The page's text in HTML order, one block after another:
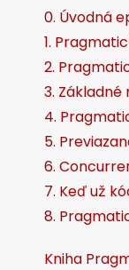
0. Úvodná
1.
2.
3. Základné
4.
5.
6.
7. Keď už
8.
Kniha